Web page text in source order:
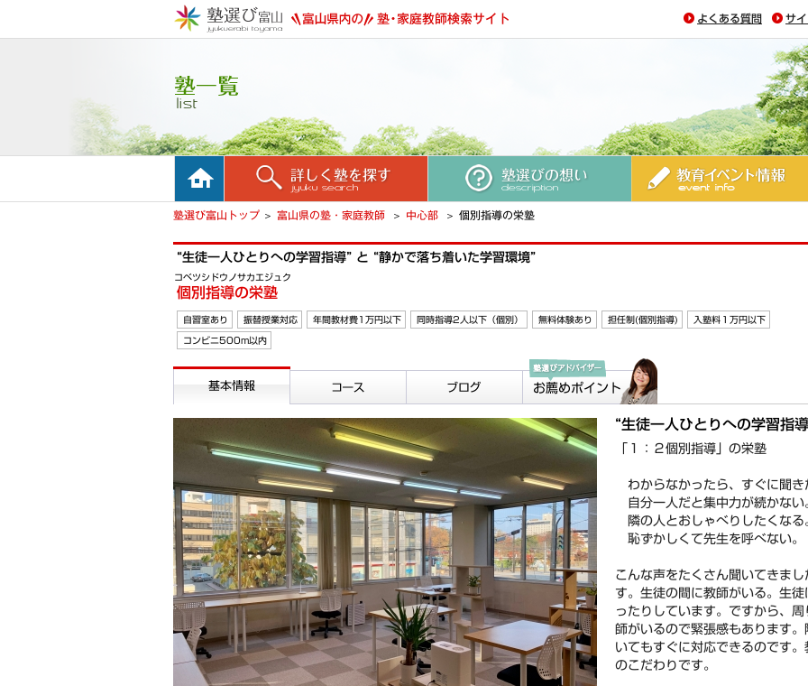
よくある質問 サ
ホーム 詳しく塾を探す 塾選びの想い
塾選び富山トップ 富山県の塾・家庭教師 中心部 個別指導の栄塾
“生徒一人ひとりへの学習指導” と “静かで落ち着いた学習環境”
コベツシドウノサカエジュク
個別指導の栄塾
自習室あり 振替授業対応 年間教材費1万円以下 同時指導2人以下（個別） 無料体験あり 担任制(個別指導) 入塾料１万円以下
コンビニ500m以内
からのお薦めポイン
ト
“生徒一人ひとりへの学習指
「１：２個別指導」の栄塾
わからなかったら、すぐに聞き
自分一人だと集中力が続かない
隣の人とおしゃべりしたくなる
恥ずかしくて先生を呼べない。
こんな声をたくさん聞いてきま
す。生徒の間に教師がいる。生
ったりしています。ですから、
師がいるので緊張感もあります
いてもすぐに対応できるのです
のこだわりです。